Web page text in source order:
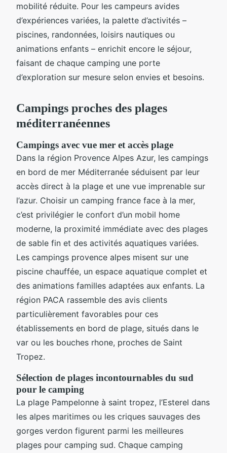
mobilité réduite. Pour les campeurs avides
d’expériences variées, la palette d’activités –
piscines, randonnées, loisirs nautiques ou
animations enfants – enrichit encore le séjour,
faisant de chaque camping une porte
d’exploration sur mesure selon envies et besoins.
Campings proches des plages
méditerranéennes
Campings avec vue mer et accès plage
Dans la région Provence Alpes Azur, les campings
en bord de mer Méditerranée séduisent par leur
accès direct à la plage et une vue imprenable sur
l’azur. Choisir un camping france face à la mer,
c’est privilégier le confort d’un mobil home
moderne, la proximité immédiate avec des plages
de sable fin et des activités aquatiques variées.
Les campings provence alpes misent sur une
piscine chauffée, un espace aquatique complet et
des animations familles adaptées aux enfants. La
région PACA rassemble des avis clients
particulièrement favorables pour ces
établissements en bord de plage, situés dans le
var ou les bouches rhone, proches de Saint
Tropez.
Sélection de plages incontournables du sud
pour le camping
La plage Pampelonne à saint tropez, l’Esterel dans
les alpes maritimes ou les criques sauvages des
gorges verdon figurent parmi les meilleures
plages pour camping sud. Chaque camping